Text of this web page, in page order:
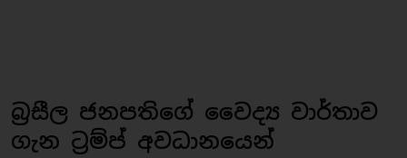
බ්‍රසීල ජනපතිගේ වෛද්‍ය වාර්තාව
ගැන ට්‍රම්ප් අවධානයෙන්